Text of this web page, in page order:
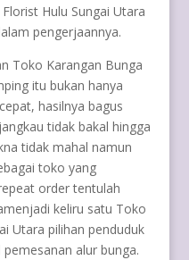
Hulu Sungai Utara
pengerjaannya.
Toko Karangan Bunga
itu bukan hanya
hasilnya bagus
tidak bakal hingga
tidak mahal namun
toko yang
order tentulah
keliru satu Toko
Utara pilihan penduduk
alur bunga.